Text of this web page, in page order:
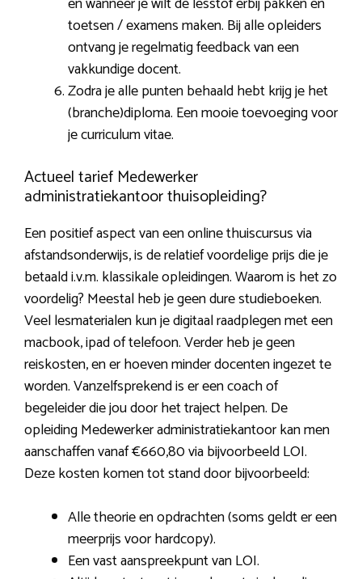
toetsen / examens maken. Bij alle opleiders
ontvang je regelmatig feedback van een
vakkundige docent.
Zodra je alle punten behaald hebt krijg je het
(branche)diploma. Een mooie toevoeging voor
je curriculum vitae.
Actueel tarief Medewerker
administratiekantoor thuisopleiding?
Een positief aspect van een online thuiscursus via
afstandsonderwijs, is de relatief voordelige prijs die je
betaald i.v.m. klassikale opleidingen. Waarom is het zo
voordelig? Meestal heb je geen dure studieboeken.
Veel lesmaterialen kun je digitaal raadplegen met een
macbook, ipad of telefoon. Verder heb je geen
reiskosten, en er hoeven minder docenten ingezet te
worden. Vanzelfsprekend is er een coach of
begeleider die jou door het traject helpen. De
opleiding Medewerker administratiekantoor kan men
aanschaffen vanaf €660,80 via bijvoorbeeld LOI.
Deze kosten komen tot stand door bijvoorbeeld:
Alle theorie en opdrachten (soms geldt er een
meerprijs voor hardcopy).
Een vast aanspreekpunt van LOI.